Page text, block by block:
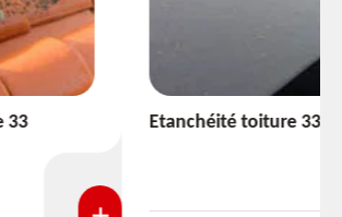
33
VOIR PLUS